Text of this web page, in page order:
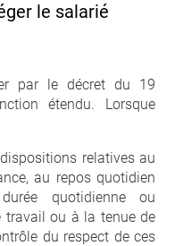
le salarié
par le décret du 19
étendu. Lorsque
relatives au
au repos quotidien
quotidienne ou
travail ou à la tenue de
du respect de ces